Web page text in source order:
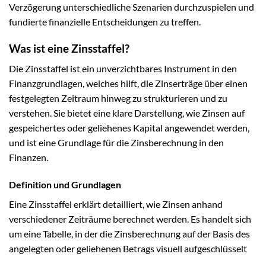
Verzögerung unterschiedliche Szenarien durchzuspielen und
fundierte finanzielle Entscheidungen zu treffen.
Was ist eine Zinsstaffel?
Die Zinsstaffel ist ein unverzichtbares Instrument in den
Finanzgrundlagen, welches hilft, die Zinserträge über einen
festgelegten Zeitraum hinweg zu strukturieren und zu
verstehen. Sie bietet eine klare Darstellung, wie Zinsen auf
gespeichertes oder geliehenes Kapital angewendet werden,
und ist eine Grundlage für die Zinsberechnung in den
Finanzen.
Definition und Grundlagen
Eine Zinsstaffel erklärt detailliert, wie Zinsen anhand
verschiedener Zeiträume berechnet werden. Es handelt sich
um eine Tabelle, in der die Zinsberechnung auf der Basis des
angelegten oder geliehenen Betrags visuell aufgeschlüsselt